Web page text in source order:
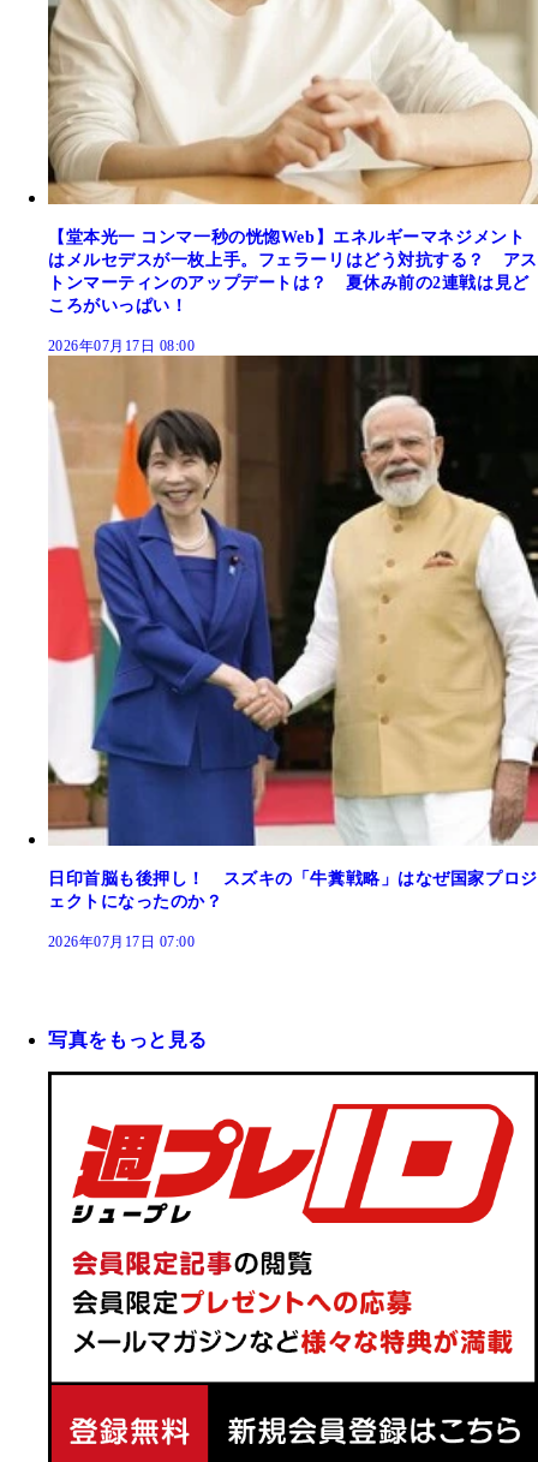
【堂本光一 コンマ一秒の恍惚Web】エネルギーマネジメント
はメルセデスが一枚上手。フェラーリはどう対抗する？ アス
トンマーティンのアップデートは？ 夏休み前の2連戦は見ど
ころがいっぱい！
2026年07月17日 08:00
日印首脳も後押し！ スズキの「牛糞戦略」はなぜ国家プロジ
ェクトになったのか？
2026年07月17日 07:00
写真をもっと見る